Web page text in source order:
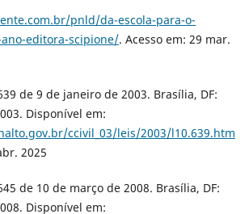
pnld/da-escola-para-o-
editora-scipione/. Acesso em: 29 mar.
de 9 de janeiro de 2003. Brasília, DF:
Disponível em:
ccivil_03/leis/2003/l10.639.htm
2025
de 10 de março de 2008. Brasília, DF:
Disponível em: